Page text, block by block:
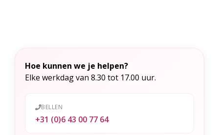
Hoe kunnen we je helpen?
Elke werkdag van 8.30 tot 17.00 uur.
BELLEN
+31 (0)6 43 00 77 64